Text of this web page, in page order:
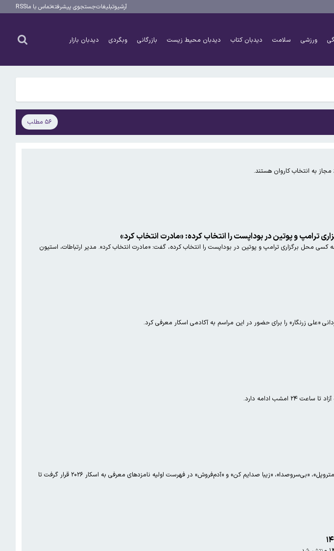
آرشیوتبلیغاتجستجوی پیشرفتهتماس با ماRSS
ورزشی سلامت دیدبان کتاب دیدبان محیط زیست بازرگانی وبگردی دیدبان بازار
۵۶ مطلب
ترامپ و پوتین در بوداپست را انتخاب کرده: «مادرت انتخاب کرد»
کارولین لویت، سخنگوی کاخ سفید در پاسخ به پرسش هاف‌پست مبنی بر اینکه چه کسی محل برگزاری ترامپ و پوتین در بوداپست را انتخاب کرده، گفت: «مادرت انتخاب کرد». مدیر ارتباطات، استیون
«علی زرنگار» را برای حضور در این مراسم به آکادمی اسکار معرفی کرد.
ادامه دارد.
ده فیلم «زن و بچه»، «پیرپسر»، «برف آخر»، «عزیز»، «علت مرگ نامعلوم»، «سینما متروپل»، «بی‌سروصدا»، «زیبا صدایم کن» و «آدم‌فروش» در فهرست اولیه نامزدهای معرفی به اسکار ۲۰۲۶ قرار گرفت تا